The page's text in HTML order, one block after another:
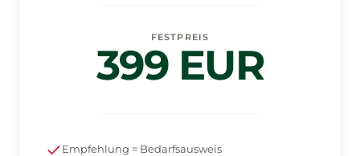
FESTPREIS
399 EUR
Empfehlung = Bedarfsausweis